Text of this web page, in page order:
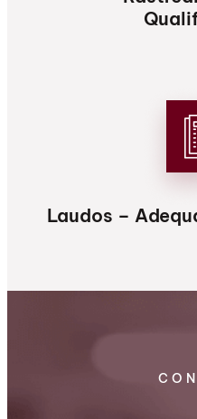
Laudos –